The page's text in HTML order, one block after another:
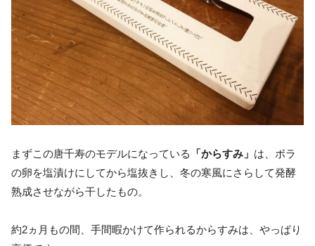
まずこの唐千寿のモデルになっている 「からすみ」 は、ボラ
の卵を塩漬けにしてから塩抜きし、冬の寒風にさらして発酵
熟成させながら干したもの。
約2ヵ月もの間、手間暇かけて作られるからすみは、やっぱり